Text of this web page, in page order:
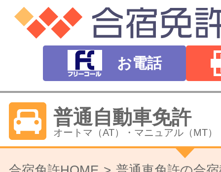
お電話
普通自動車免許
オートマ（AT）・マニュアル（MT）